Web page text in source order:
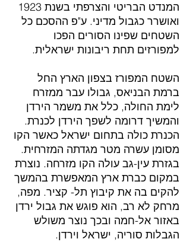
ואושרר כגבול מדיני. ע"פ ההסכם כל
השטחים שפינו הסורים הפכו
למפורזים תחת ריבונות ישראלית.
השטח המפורז בצפון הארץ החל
ברמת הבניאס, גבולו עבר ממזרח
לימת החולה, כלל את משמר הירדן
והמשיך דרומה לשפך הירדן לכנרת.
הכנרת כולה בתחום ישראל כאשר הקו
מסומן עשרה מטר מגדתה המזרחית.
בגזרת עין-גב עולה הקו מזרחה. נוצרת
במקום כברת ארץ המאפשרת בהמשך
להקים בה את קיבוץ תל- קציר. מפה,
מרחק לא רב, הוא פוגש את גבול ירדן
באזור אל-חמה ובכך נוצר משולש
הגבלות סוריה, ישראל וירדן.